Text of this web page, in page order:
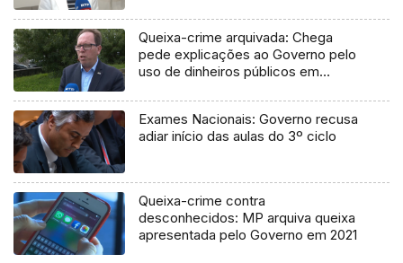
Queixa-crime arquivada: Chega
pede explicações ao Governo pelo
uso de dinheiros públicos em
Exames Nacionais: Governo recusa
adiar início das aulas do 3º ciclo
Queixa-crime contra
desconhecidos: MP arquiva queixa
apresentada pelo Governo em 2021